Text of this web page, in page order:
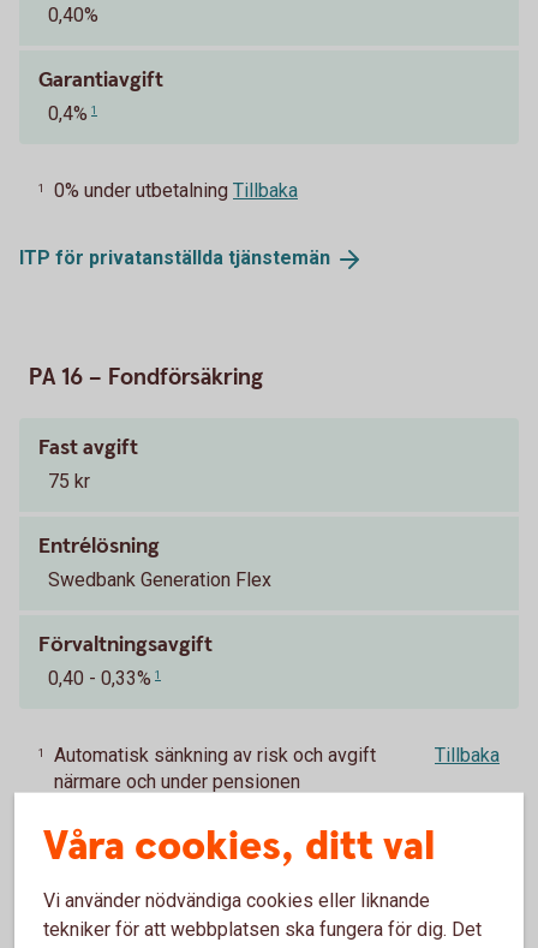
0,40%
Garantiavgift
0,4% 1
1 0% under utbetalning Tillbaka
ITP för privatanställda tjänstemän
PA 16 – Fondförsäkring
Fast avgift
75 kr
Entrélösning
Swedbank Generation Flex
Förvaltningsavgift
0,40 - 0,33% 1
1
Automatisk sänkning av risk och avgift
närmare och under pensionen
Tillbaka
PA 16 – tjänstepension för statligt anställda
Våra cookies, ditt val
Vi använder nödvändiga cookies eller liknande
tekniker för att webbplatsen ska fungera för dig. Det